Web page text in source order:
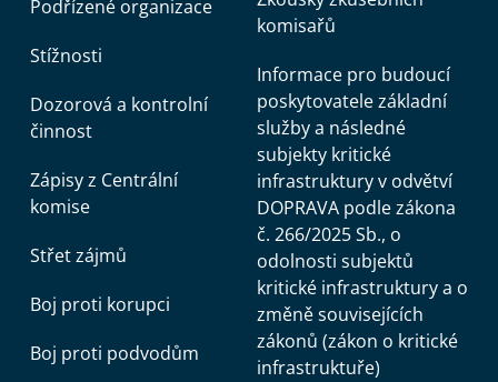
Podřízené organizace
Stížnosti
Dozorová a kontrolní
činnost
Zápisy z Centrální
komise
Střet zájmů
Boj proti korupci
Boj proti podvodům
komisařů
Informace pro budoucí
poskytovatele základní
služby a následné
subjekty kritické
infrastruktury v odvětví
DOPRAVA podle zákona
č. 266/2025 Sb., o
odolnosti subjektů
kritické infrastruktury a o
změně souvisejících
zákonů (zákon o kritické
infrastruktuře)